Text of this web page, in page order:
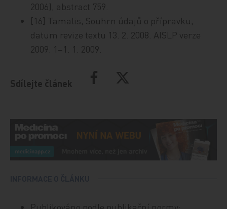
2006), abstract 759.
[16] Tamalis, Souhrn údajů o přípravku,
datum revize textu 13. 2. 2008. AISLP verze
2009. 1–1. 1. 2009.
Sdílejte článek
Publikováno podle publikační normy: